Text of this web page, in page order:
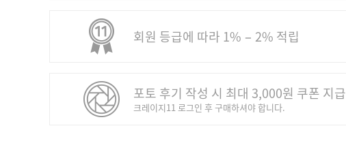
회원 등급에 따라 1% − 2% 적립
포토 후기 작성 시 최대 3,000원 쿠폰 지급
크레이지11 로그인 후 구매하셔야 합니다.